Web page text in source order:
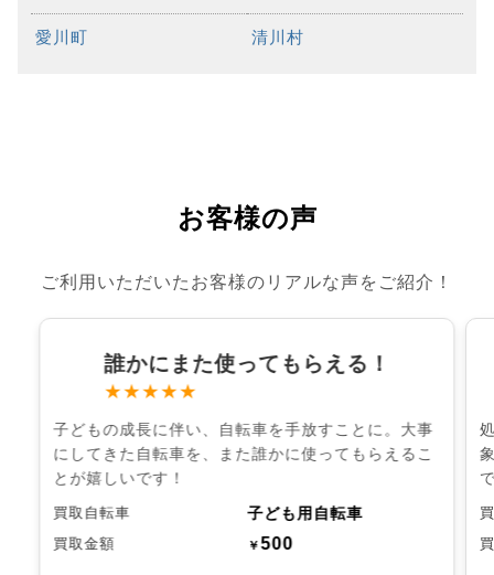
愛川町 清川村
お客様の声
ご利用いただいたお客様のリアルな声をご紹介！
誰かにまた使ってもらえる！
★★★★★
子どもの成長に伴い、自転車を手放すことに。大事
にしてきた自転車を、また誰かに使ってもらえるこ
とが嬉しいです！
買取自転車 子ども用自転車
買取金額 ￥500